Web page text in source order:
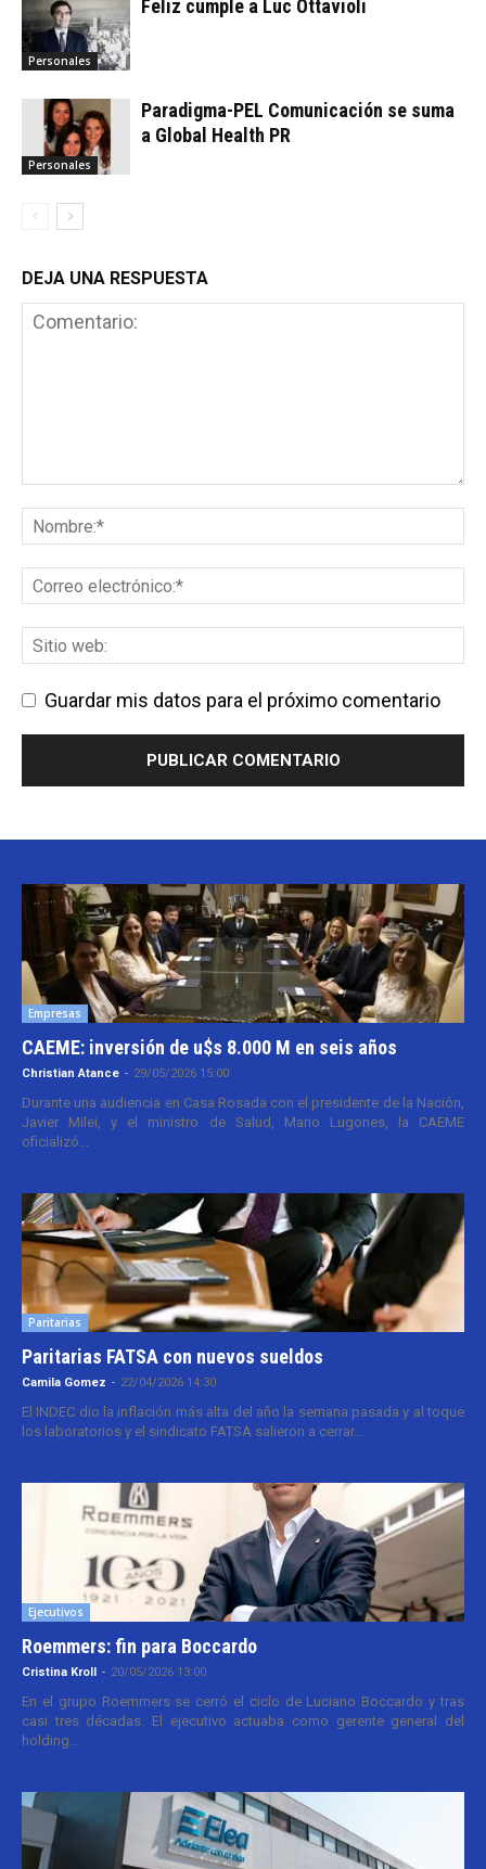
Personales
Feliz cumple a Luc Ottavioli
Personales
Paradigma-PEL Comunicación se suma
a Global Health PR
DEJA UNA RESPUESTA
Guardar mis datos para el próximo comentario
Empresas
CAEME: inversión de u$s 8.000 M en seis años
Christian Atance - 29/05/2026 15:00
Durante una audiencia en Casa Rosada con el presidente de la Nación,
Javier Milei, y el ministro de Salud, Mario Lugones, la CAEME
oficializó...
Paritarias
Paritarias FATSA con nuevos sueldos
Camila Gomez - 22/04/2026 14:30
El INDEC dio la inflación más alta del año la semana pasada y al toque
los laboratorios y el sindicato FATSA salieron a cerrar...
Ejecutivos
Roemmers: fin para Boccardo
Cristina Kroll - 20/05/2026 13:00
En el grupo Roemmers se cerró el ciclo de Luciano Boccardo y tras
casi tres décadas. El ejecutivo actuaba como gerente general del
holding...